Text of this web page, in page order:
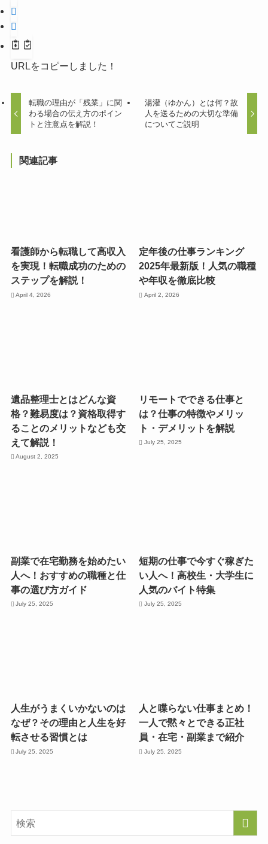
URLをコピーしました！
転職の理由が「残業」に関
わる場合の伝え方のポイン
トと注意点を解説！
湯灌（ゆかん）とは何？故
人を送るための大切な準備
についてご説明
関連記事
看護師から転職して高収入
を実現！転職成功のための
ステップを解説！
April 4, 2026
定年後の仕事ランキング
2025年最新版！人気の職種
や年収を徹底比較
April 2, 2026
遺品整理士とはどんな資
格？難易度は？資格取得す
ることのメリットなども交
えて解説！
August 2, 2025
リモートでできる仕事と
は？仕事の特徴やメリッ
ト・デメリットを解説
July 25, 2025
副業で在宅勤務を始めたい
人へ！おすすめの職種と仕
事の選び方ガイド
July 25, 2025
短期の仕事で今すぐ稼ぎた
い人へ！高校生・大学生に
人気のバイト特集
July 25, 2025
人生がうまくいかないのは
なぜ？その理由と人生を好
転させる習慣とは
July 25, 2025
人と喋らない仕事まとめ！
一人で黙々とできる正社
員・在宅・副業まで紹介
July 25, 2025